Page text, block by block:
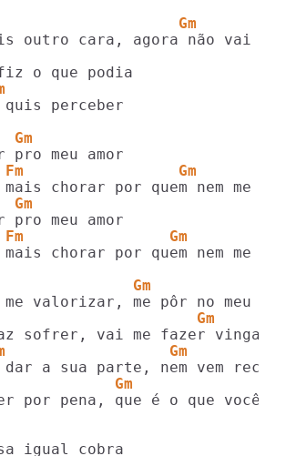
Gm
quis perceber
Gm
Fm                 Gm
Gm
Fm                Gm
chorar por quem nem me
Gm
Gm
Gm
Gm
por pena, que é o que você